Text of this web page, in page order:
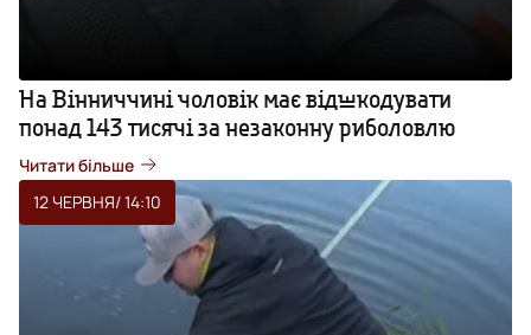
На Вінниччині чоловік має відшкодувати
понад 143 тисячі за незаконну риболовлю
Читати більше
12 ЧЕРВНЯ/ 14:10